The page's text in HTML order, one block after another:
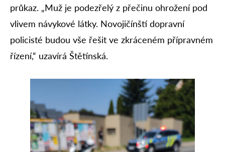
průkaz. „Muž je podezřelý z přečinu ohrožení pod
vlivem návykové látky. Novojičínští dopravní
policisté budou vše řešit ve zkráceném přípravném
řízení,“ uzavírá Štětínská.